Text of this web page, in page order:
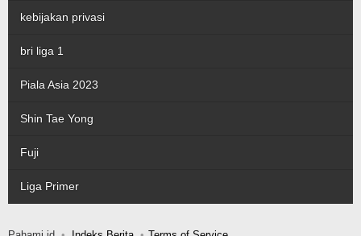
kebijakan privasi
bri liga 1
Piala Asia 2023
Shin Tae Yong
Fuji
Liga Primer